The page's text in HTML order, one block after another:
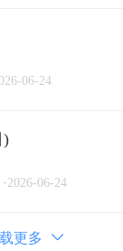
06-24
)
· 2026-06-24
更多